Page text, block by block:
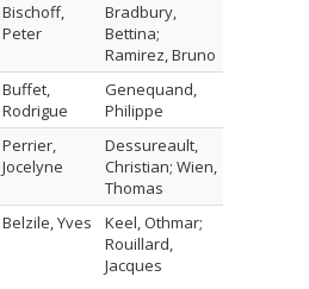
Bischoff,
Peter
Bradbury,
Bettina;
Ramirez, Bruno
Buffet,
Rodrigue
Genequand,
Philippe
Perrier,
Jocelyne
Dessureault,
Christian; Wien,
Thomas
Belzile, Yves
Keel, Othmar;
Rouillard,
Jacques